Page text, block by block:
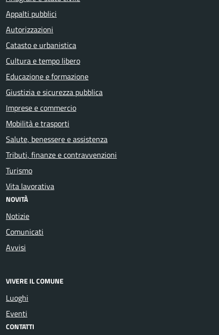
Appalti pubblici
Autorizzazioni
Catasto e urbanistica
Cultura e tempo libero
Educazione e formazione
Giustizia e sicurezza pubblica
Imprese e commercio
Mobilità e trasporti
Salute, benessere e assistenza
Tributi, finanze e contravvenzioni
Turismo
Vita lavorativa
NOVITÀ
Notizie
Comunicati
Avvisi
VIVERE IL COMUNE
Luoghi
Eventi
CONTATTI